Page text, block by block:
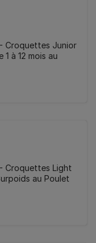
Croquettes Junior
à 12 mois au
Croquettes Light
au Poulet